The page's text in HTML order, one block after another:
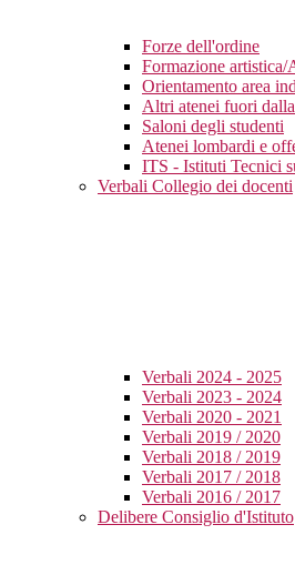
Forze dell'ordine
Formazione artistica/
Orientamento area
Altri atenei fuori
Saloni degli studenti
Atenei lombardi e
ITS - Istituti Tecnici
Verbali Collegio dei docenti
Verbali 2024 - 2025
Verbali 2023 - 2024
Verbali 2020 - 2021
Verbali 2019 / 2020
Verbali 2018 / 2019
Verbali 2017 / 2018
Verbali 2016 / 2017
Delibere Consiglio d'Istituto